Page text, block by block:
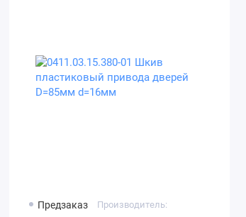
Предзаказ Производитель: